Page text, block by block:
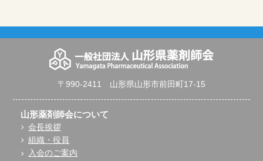
〒990-2411 山形県山形市前田町17-15
山形薬剤師会について
会長挨拶
組織・役員
入会のご案内